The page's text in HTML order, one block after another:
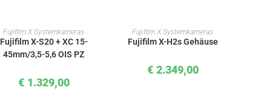
IN DEN WARENKORB
Fujifilm X Systemkameras
Fujifilm X-S20 + XC 15-
45mm/3,5-5,6 OIS PZ
€ 1.329,00
IN DEN WARENKORB
Fujifilm X Systemkameras
Fujifilm X-H2s Gehäuse
€ 2.349,00